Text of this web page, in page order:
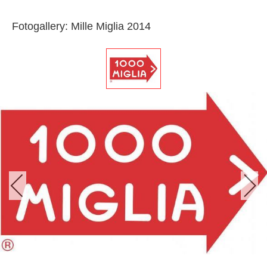
Fotogallery: Mille Miglia 2014